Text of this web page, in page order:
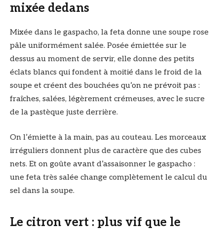
mixée dedans
Mixée dans le gaspacho, la feta donne une soupe rose
pâle uniformément salée. Posée émiettée sur le
dessus au moment de servir, elle donne des petits
éclats blancs qui fondent à moitié dans le froid de la
soupe et créent des bouchées qu’on ne prévoit pas :
fraîches, salées, légèrement crémeuses, avec le sucre
de la pastèque juste derrière.
On l’émiette à la main, pas au couteau. Les morceaux
irréguliers donnent plus de caractère que des cubes
nets. Et on goûte avant d’assaisonner le gaspacho :
une feta très salée change complètement le calcul du
sel dans la soupe.
Le citron vert : plus vif que le